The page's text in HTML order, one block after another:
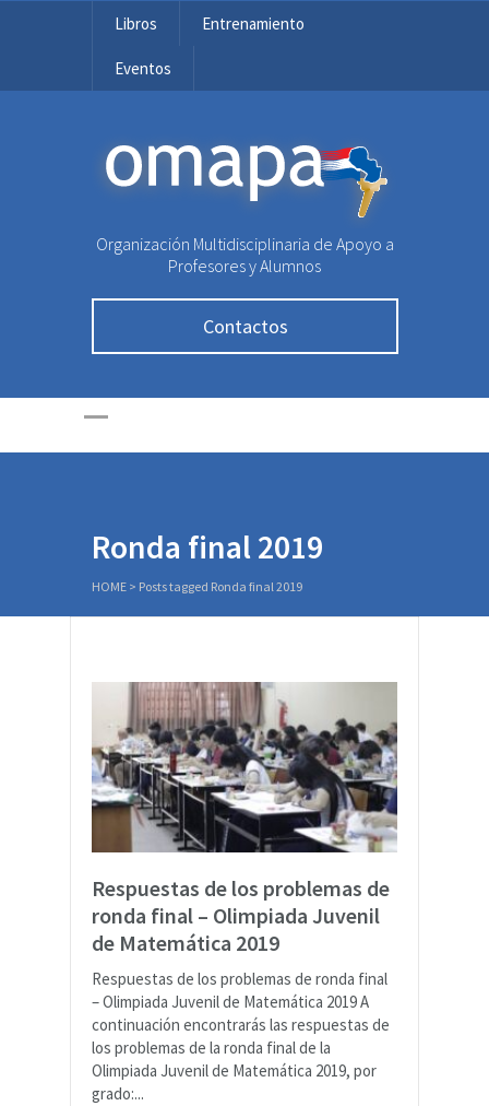
Libros Entrenamiento
Eventos
OMAPA
Organización Multidisciplinaria de Apoyo a
Profesores y Alumnos
Contactos
Ronda final 2019
HOME > Posts tagged Ronda final 2019
Respuestas de los problemas de
ronda final – Olimpiada Juvenil
de Matemática 2019
Respuestas de los problemas de ronda final
– Olimpiada Juvenil de Matemática 2019 A
continuación encontrarás las respuestas de
los problemas de la ronda final de la
Olimpiada Juvenil de Matemática 2019, por
grado:...